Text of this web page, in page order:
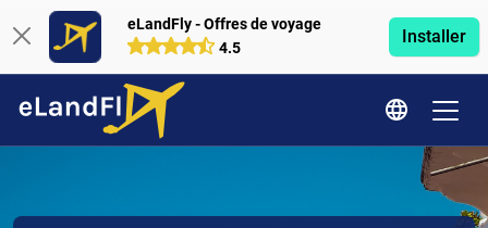
eLandFly - Offres de voyage
4.5
Installer